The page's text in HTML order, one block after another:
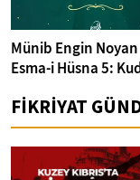
Münib Engin
Esma-i Hüsna 5:
FİKRİYAT